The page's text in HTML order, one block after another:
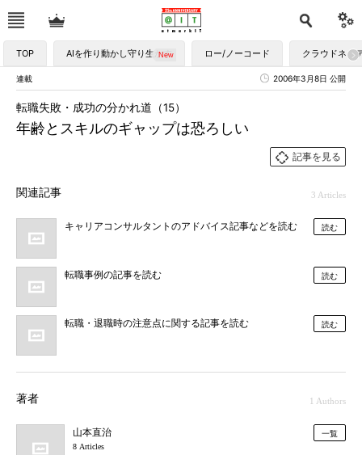
TOP AIを作り動かし守り生かす ロー/ノーコード クラウドネイ
連載 2006年3月8日 公開
年齢とスキルのギャップは恐ろしい
転職失敗・成功の分かれ道（15）
記事を見る
関連記事 3 Articles
キャリアコンサルタントのアドバイス記事などを読む 読む
転職事例の記事を読む 読む
転職・退職時の注意点に関する記事を読む 読む
著者 1 Authors
山本直治
8 Articles
一覧